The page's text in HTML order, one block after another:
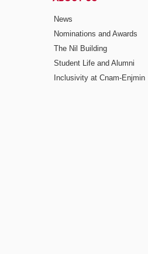
News
Nominations and Awards
The Nil Building
Student Life and Alumni
Inclusivity at Cnam-Enjmin